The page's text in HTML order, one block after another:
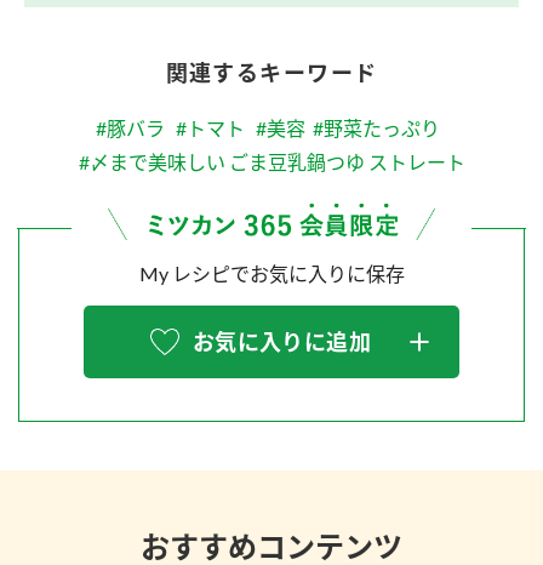
関連するキーワード
#豚バラ #トマト #美容 #野菜たっぷり
#〆まで美味しい ごま豆乳鍋つゆ ストレート
My レシピでお気に入りに保存
お気に入りに追加
おすすめコンテンツ